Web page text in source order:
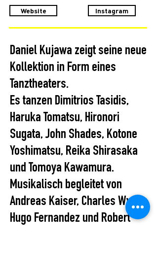
Website Instagram
Daniel Kujawa zeigt seine neue
Kollektion in Form eines
Tanztheaters.
Es tanzen Dimitrios Tasidis,
Haruka Tomatsu, Hironori
Sugata, John Shades, Kotone
Yoshimatsu, Reika Shirasaka
und Tomoya Kawamura.
Musikalisch begleitet von
Andreas Kaiser, Charles Wynn,
Hugo Fernandez und Robert